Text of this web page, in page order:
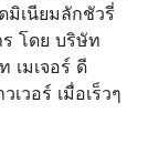
เนียมลักชัวรี่
โดย บริษัท
เมเจอร์ ดี
วอร์ เมื่อเร็วๆ